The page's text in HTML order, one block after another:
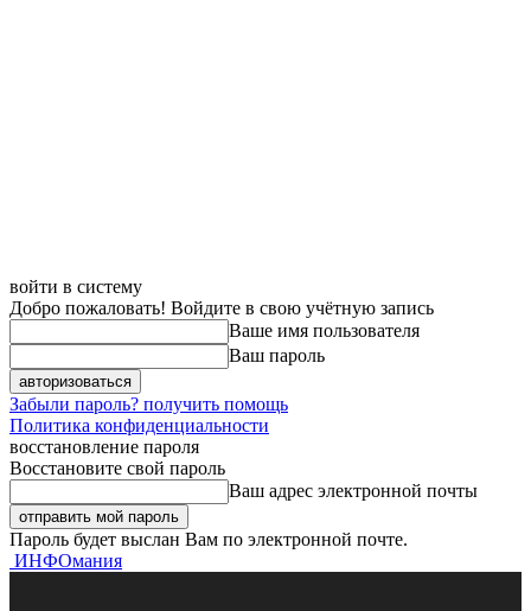
войти в систему
Добро пожаловать! Войдите в свою учётную запись
Ваше имя пользователя
Ваш пароль
Забыли пароль? получить помощь
Политика конфиденциальности
восстановление пароля
Восстановите свой пароль
Ваш адрес электронной почты
Пароль будет выслан Вам по электронной почте.
ИНФОмания